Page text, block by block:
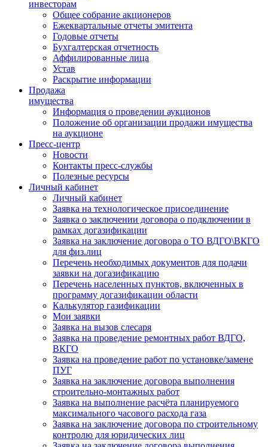
инвесторам
Общее собрание акционеров
Ежеквартальные отчеты эмитента
Годовые отчеты
Бухгалтерская отчетность
Аффилированные лица
Устав
Раскрытие информации
Продажа
имущества
Информация о проведении аукционов
Положение об организации продажи имущества
на аукционе
Пресс-центр
Новости
Контакты пресс-службы
Полезные ресурсы
Личный кабинет
Личный кабинет
Заявка на технологическое присоединение
Заявка о заключении договора о подключении в
рамках догазификации
Заявка на заключение договора о ТО ВДГО\ВКГО
для физ.лиц
Перечень необходимых документов для подачи
заявки на догазификацию
Перечень населенных пунктов, включенных в
программу догазификации области
Калькулятор газификации
Мои заявки
Заявка на вызов слесаря
Заявка на проведение ремонтных работ ВДГО,
ВКГО
Заявка на проведение работ по установке/замене
ПУГ
Заявка на заключение договора выполнения
строительно-монтажных работ
Заявка на выполнение расчёта планируемого
максимального часового расхода газа
Заявка на заключение договора по строительному
контролю для юридических лиц